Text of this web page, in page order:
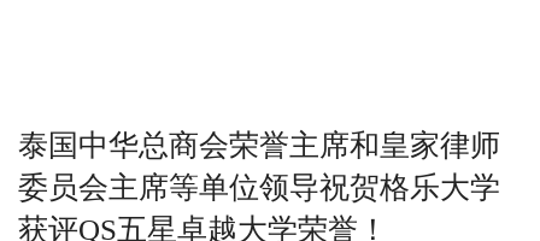
泰国中华总商会荣誉主席和皇家律师
委员会主席等单位领导祝贺格乐大学
获评QS五星卓越大学荣誉！